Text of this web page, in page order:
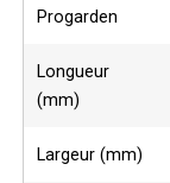
Progarden
Longueur
(mm)
Largeur (mm)